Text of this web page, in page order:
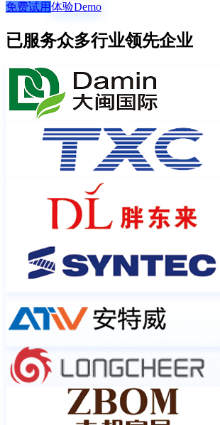
免费试用体验Demo
已服务众多行业领先企业